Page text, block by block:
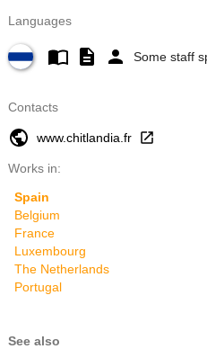
Languages
Some staff
Contacts
www.chitlandia.fr
Works in:
Spain
Belgium
France
Luxembourg
The Netherlands
Portugal
See also